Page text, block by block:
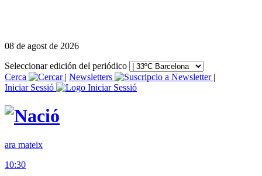
08 de agost de 2026
Seleccionar edición del periódico
Cerca
| Newsletters
|
Iniciar Sessió
ara mateix
10:30